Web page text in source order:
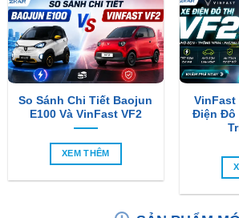
So Sánh Chi Tiết Baojun
E100 Và VinFast VF2
XEM THÊM
Điện Đô
SẢN PHẨM